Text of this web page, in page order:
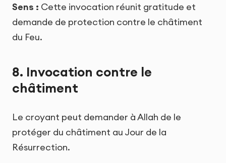
Sens : Cette invocation réunit gratitude et
demande de protection contre le châtiment
du Feu.
8. Invocation contre le
châtiment
Le croyant peut demander à Allah de le
protéger du châtiment au Jour de la
Résurrection.